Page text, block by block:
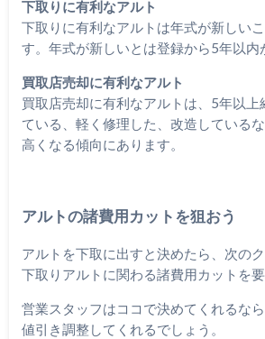
下取りに有利なアルト
下取りに有利なアルトは年式が新しい
す。年式が新しいとは登録から5年以内
買取店売却に有利なアルト
買取店売却に有利なアルトは、5年以上
ている、軽く修理した、改造している
高くなる傾向にあります。
アルトの諸費用カットを狙おう
アルトを下取に出すと決めたら、次の
下取りアルトに関わる諸費用カットを要
営業スタッフはココで決めてくれるな
値引き調整してくれるでしょう。